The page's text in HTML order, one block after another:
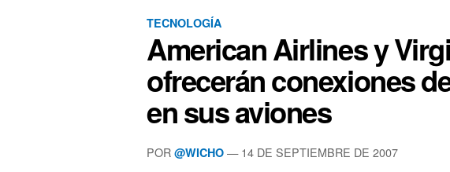
TECNOLOGÍA
American Airlines y
ofrecerán conexiones
en sus aviones
POR @WICHO — 14 DE SEPTIEMBRE DE 2007